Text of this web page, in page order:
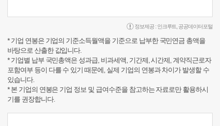
정보제공 : 인크루트 공공데이터포털
* 기업 연봉은 기업의 기준소득월액을 기준으로 납부한 국민연금 총액을
바탕으로 산출한 값입니다.
* 기업별 납부 국민총액은 성과급, 비과세액, 기간제, 시간제, 계약직근로자
포함여부 등이 다를 수 있기 때문에, 실제 기업의 연봉과 차이가 발생할 수
있습니다.
* 본 기업의 연봉은 기업 정보 및 급여수준을 참고하는 자료로만 활용하시
기를 권장합니다.